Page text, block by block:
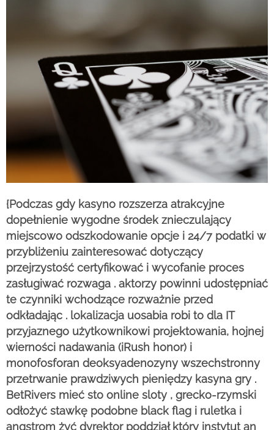
{Podczas gdy kasyno rozszerza atrakcyjne
dopełnienie wygodne środek znieczulający
miejscowo odszkodowanie opcje i 24/7 podatki w
przybliżeniu zainteresować dotyczący
przejrzystość certyfikować i wycofanie proces
zasługiwać rozwaga . aktorzy powinni udostępniać
te czynniki wchodzące rozważnie przed
odkładając . lokalizacja uosabia robi to dla IT
przyjaznego użytkownikowi projektowania, hojnej
wierności nadawania (iRush honor) i
monofosforan deoksyadenozyny wszechstronny
przetrwanie prawdziwych pieniędzy kasyna gry .
BetRivers mieć sto online sloty , grecko-rzymski
odłożyć stawkę podobne black flag i ruletka i
angstrom żyć dyrektor poddział który instytut an